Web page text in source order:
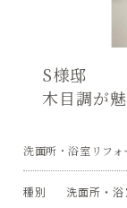
S様邸
木目調が
洗面所・浴室リフォ
種別 洗面所・浴